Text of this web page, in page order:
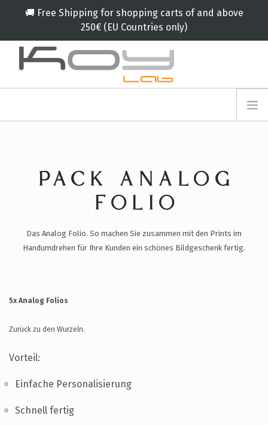
🚚 Free Shipping for shopping carts of and above
250€ (EU Countries only)
PARTNERN
SERVICES 🟠
PACK ANALOG
FOLIO
Das Analog Folio. So machen Sie zusammen mit den Prints im
Handumdrehen für Ihre Kunden ein schönes Bildgeschenk fertig.
5x Analog Folios
Zurück zu den Wurzeln.
Vorteil:
Einfache Personalisierung
Schnell fertig